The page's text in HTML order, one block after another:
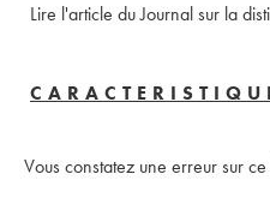
Lire l'article du Journal sur la
Vous constatez une erreur sur ce